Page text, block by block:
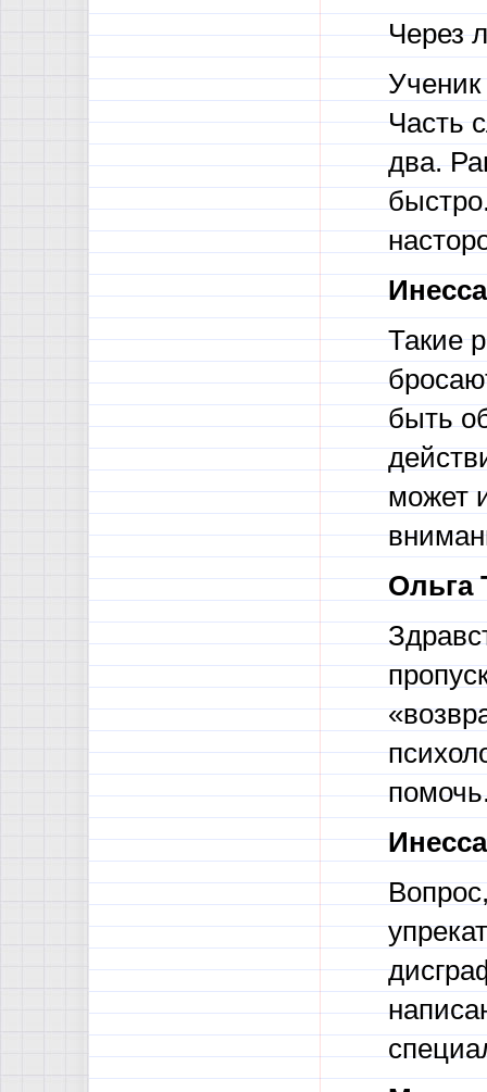
Через
Ученик
Часть
два.
Такие
быть
может
Ольга